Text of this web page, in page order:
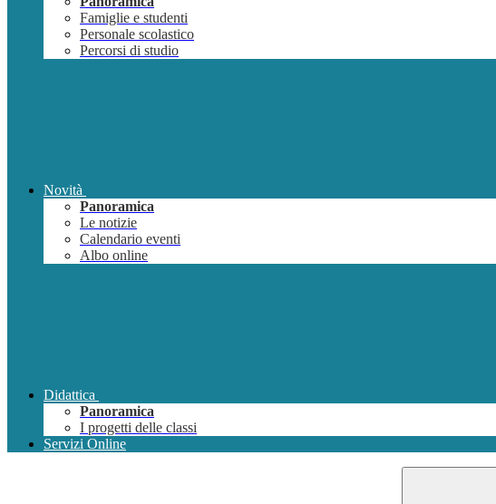
Famiglie e studenti
Personale scolastico
Percorsi di studio
Novità
Panoramica
Le notizie
Calendario eventi
Albo online
Didattica
Panoramica
I progetti delle classi
Servizi Online